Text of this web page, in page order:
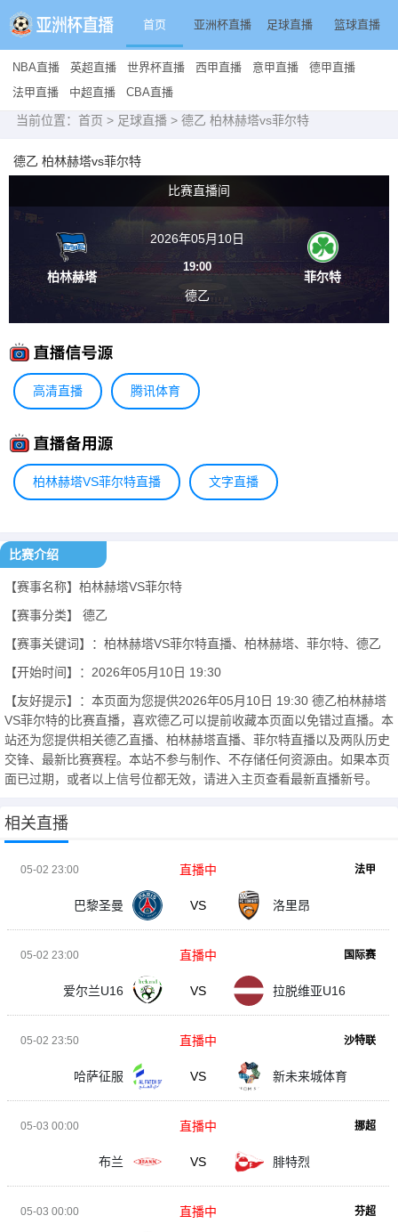
首页 亚洲杯直播 足球直播 篮球直播
NBA直播 英超直播 世界杯直播 西甲直播 意甲直播
德甲直播
法甲直播
中超直播 CBA直播
当前位置： 首页 > 足球直播 > 德乙 柏林赫塔vs菲尔特
德乙 柏林赫塔vs菲尔特
比赛直播间
柏林赫塔
2026年05月10日
19:00
德乙
菲尔特
高清直播 腾讯体育
柏林赫塔VS菲尔特直播 文字直播
比赛介绍
【赛事名称】柏林赫塔VS菲尔特
【赛事分类】 德乙
【赛事关键词】：柏林赫塔VS菲尔特直播、柏林赫塔、菲尔特、德乙
【开始时间】：2026年05月10日 19:30
【友好提示】：本页面为您提供2026年05月10日 19:30 德乙柏林赫塔
VS菲尔特的比赛直播，喜欢德乙可以提前收藏本页面以免错过直播。本
站还为您提供相关德乙直播、柏林赫塔直播、菲尔特直播以及两队历史
交锋、最新比赛赛程。本站不参与制作、不存储任何资源由。如果本页
面已过期，或者以上信号位都无效，请进入主页查看最新直播新号。
相关直播
05-02 23:00 法甲
巴黎圣曼 VS 洛里昂
直播中
05-02 23:00 国际赛
爱尔兰U16 VS 拉脱维亚U16
直播中
05-02 23:50 沙特联
哈萨征服 VS 新未来城体育
直播中
05-03 00:00 挪超
布兰 VS 腓特烈
直播中
05-03 00:00 芬超
直播中